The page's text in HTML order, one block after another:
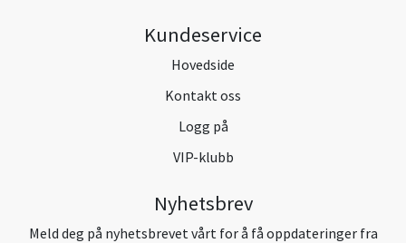
Kundeservice
Hovedside
Kontakt oss
Logg på
VIP-klubb
Nyhetsbrev
Meld deg på nyhetsbrevet vårt for å få oppdateringer fra